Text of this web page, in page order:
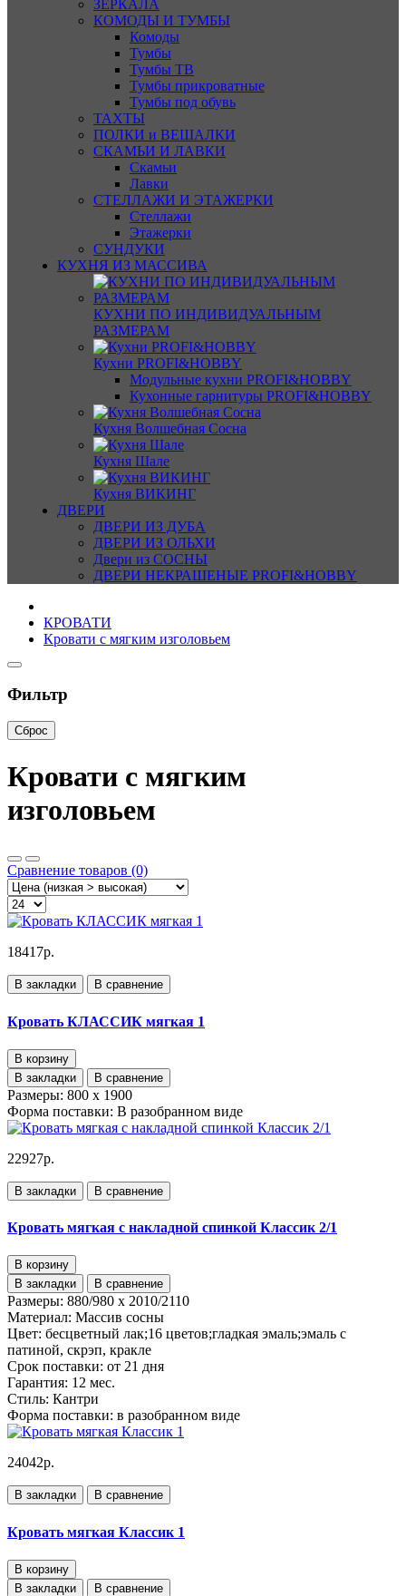
ЗЕРКАЛА
КОМОДЫ И ТУМБЫ
Комоды
Тумбы
Тумбы ТВ
Тумбы прикроватные
Тумбы под обувь
ТАХТЫ
ПОЛКИ и ВЕШАЛКИ
СКАМЬИ И ЛАВКИ
Скамьи
Лавки
СТЕЛЛАЖИ И ЭТАЖЕРКИ
Стеллажи
Этажерки
СУНДУКИ
КУХНЯ ИЗ МАССИВА
КУХНИ ПО ИНДИВИДУАЛЬНЫМ
РАЗМЕРАМ
Кухни PROFI&HOBBY
Модульные кухни PROFI&HOBBY
Кухонные гарнитуры PROFI&HOBBY
Кухня Волшебная Сосна
Кухня Шале
Кухня ВИКИНГ
ДВЕРИ
ДВЕРИ ИЗ ДУБА
ДВЕРИ ИЗ ОЛЬХИ
Двери из СОСНЫ
ДВЕРИ НЕКРАШЕНЫЕ PROFI&HOBBY
КРОВАТИ
Кровати с мягким изголовьем
Фильтр
Сброс
Кровати с мягким
изголовьем
Сравнение товаров (0)
18417р.
В закладки В сравнение
Кровать КЛАССИК мягкая 1
В корзину
В закладки
В сравнение
Размеры: 800 х 1900
Форма поставки: В разобранном виде
22927р.
В закладки В сравнение
Кровать мягкая с накладной спинкой Классик 2/1
В корзину
В закладки
В сравнение
Размеры: 880/980 x 2010/2110
Материал: Массив сосны
Цвет: бесцветный лак;16 цветов;гладкая эмаль;эмаль с
патиной, скрэп, кракле
Срок поставки: от 21 дня
Гарантия: 12 мес.
Стиль: Кантри
Форма поставки: в разобранном виде
24042р.
В закладки В сравнение
Кровать мягкая Классик 1
В корзину
В закладки
В сравнение